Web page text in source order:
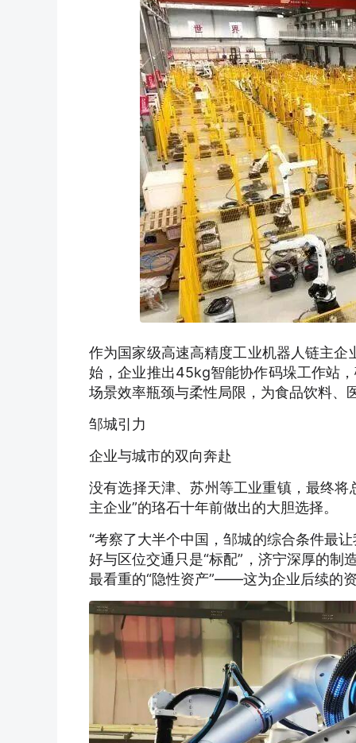
作为国家级高速高精度工业机器人链主
始，企业推出45kg智能协作码垛工作站
场景效率瓶颈与柔性局限，为食品饮料、
邹城引力
企业与城市的双向奔赴
没有选择天津、苏州等工业重镇，最终
主企业”的珞石十年前做出的大胆选择。
“考察了大半个中国，邹城的综合条件最
好与区位交通只是“标配”，济宁深厚的制
最看重的“隐性资产”——这为企业后续的